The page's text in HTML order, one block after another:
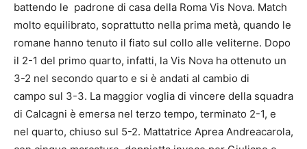
battendo le padrone di casa della Roma Vis Nova. Match
molto equilibrato, soprattutto nella prima metà, quando le
romane hanno tenuto il fiato sul collo alle veliterne. Dopo
il 2-1 del primo quarto, infatti, la Vis Nova ha ottenuto un
3-2 nel secondo quarto e si è andati al cambio di
campo sul 3-3. La maggior voglia di vincere della squadra
di Calcagni è emersa nel terzo tempo, terminato 2-1, e
nel quarto, chiuso sul 5-2. Mattatrice Aprea Andreacarola,